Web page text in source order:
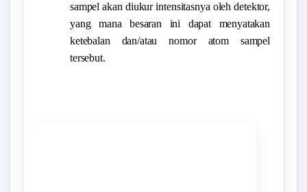
sampel akan diukur intensitasnya oleh detektor,
yang mana besaran ini dapat menyatakan
ketebalan dan/atau nomor atom sampel
tersebut.